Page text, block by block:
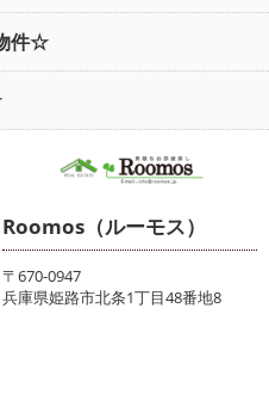
件☆
Roomos（ルーモス）
〒670-0947
兵庫県姫路市北条1丁目48番地8